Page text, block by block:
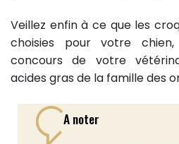
Veillez enfin à ce que les
choisies pour votre
concours de votre
acides gras de la famille des
A noter